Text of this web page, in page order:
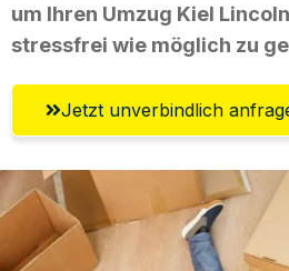
um Ihren Umzug Kiel
stressfrei wie möglich zu
Jetzt unverbindlich